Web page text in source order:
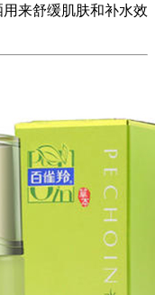
来舒缓肌肤和补水效